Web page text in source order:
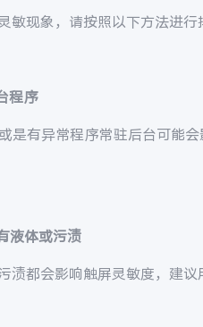
敏现象，请按照以下方法进行
程序
是有异常程序常驻后台可能
液体或污渍
渍都会影响触屏灵敏度，建议